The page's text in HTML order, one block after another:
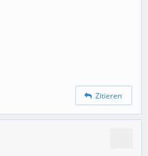
Zitieren